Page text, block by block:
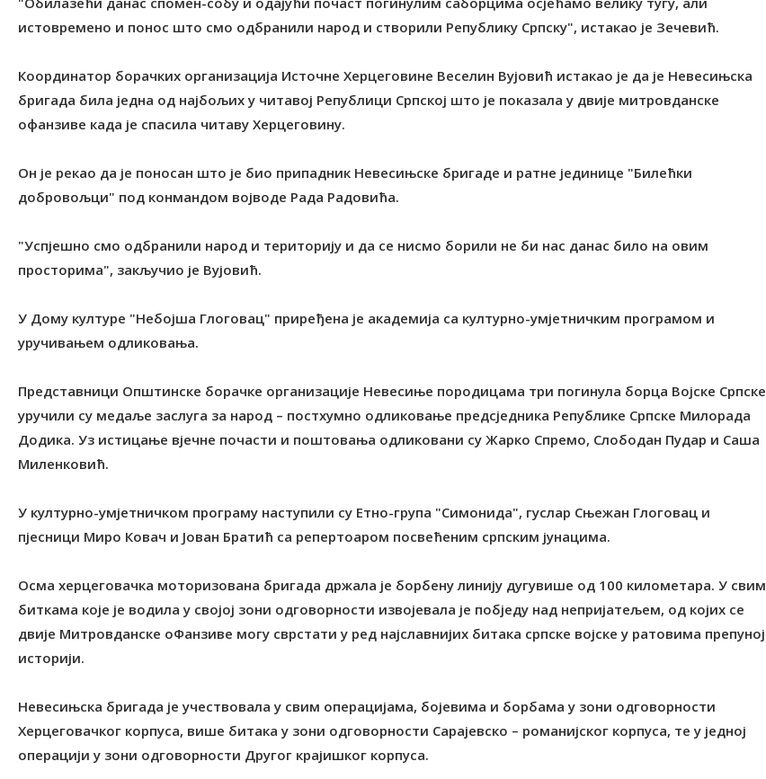
истовремено и понос што смо одбранили народ и створили Републику Српску", истакао је Зечевић.
Координатор борачких организација Источне Херцеговине Веселин Вујовић истакао је да је Невесињска
бригада била једна од најбољих у читавој Републици Српској што је показала у двије митровданске
офанзиве када је спасила читаву Херцеговину.
Он је рекао да је поносан што је био припадник Невесињске бригаде и ратне јединице "Билећки
добровољци" под конмандом војводе Рада Радовића.
"Успјешно смо одбранили народ и територију и да се нисмо борили не би нас данас било на овим
просторима", закључио је Вујовић.
У Дому културе "Небојша Глоговац" приређена је академија са културно-умјетничким програмом и
уручивањем одликовања.
Представници Општинске борачке организације Невесиње породицама три погинула борца Војске Српске
уручили су медаље заслуга за народ – постхумно одликовање предсједника Републике Српске Милорада
Додика. Уз истицање вјечне почасти и поштовања одликовани су Жарко Спремо, Слободан Пудар и Саша
Миленковић.
У културно-умјетничком програму наступили су Етно-група "Симонида", гуслар Сњежан Глоговац и
пјесници Миро Ковач и Јован Братић са репертоаром посвећеним српским јунацима.
Осма херцеговачка моторизована бригада држала је борбену линију дугувише од 100 километара. У свим
биткама које је водила у својој зони одговорности извојевала је побједу над непријатељем, од којих се
двије Митровданске оФанзиве могу сврстати у ред најславнијих битака српске војске у ратовима препуној
историји.
Невесињска бригада је учествовала у свим операцијама, бојевима и борбама у зони одговорности
Херцеговачког корпуса, више битака у зони одговорности Сарајевско – романијског корпуса, те у једној
операцији у зони одговорности Другог крајишког корпуса.